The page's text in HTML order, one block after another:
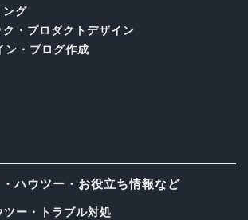
ング
ク・プロダクトデザイン
ン・ブログ作成
ハウツー・お役立ち情報など
ツー・トラブル対処